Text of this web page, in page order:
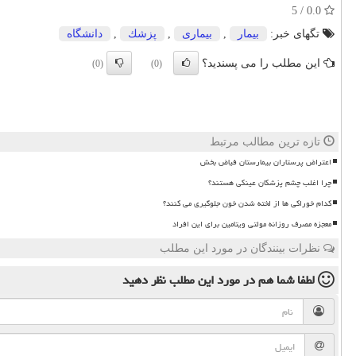
تگهای خبر:
بیمار , بیماری , پزشك , دانشگاه
این مطلب را می پسندید؟ (0)
(0)
تازه ترین مطالب مرتبط
اعتراض پرستاران بیمارستان فیاض بخش
چرا اغلب چشم پزشکان عینکی هستند؟
کدام خوراکی ها از لخته شدن خون جلوگیری می کنند؟
معجزه مصرف روزانه مولتی ویتامین برای این افراد
نظرات بینندگان در مورد این مطلب
لطفا شما همدر مورد این مطلبنظر دهید